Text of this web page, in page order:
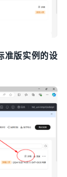
准版实例的设